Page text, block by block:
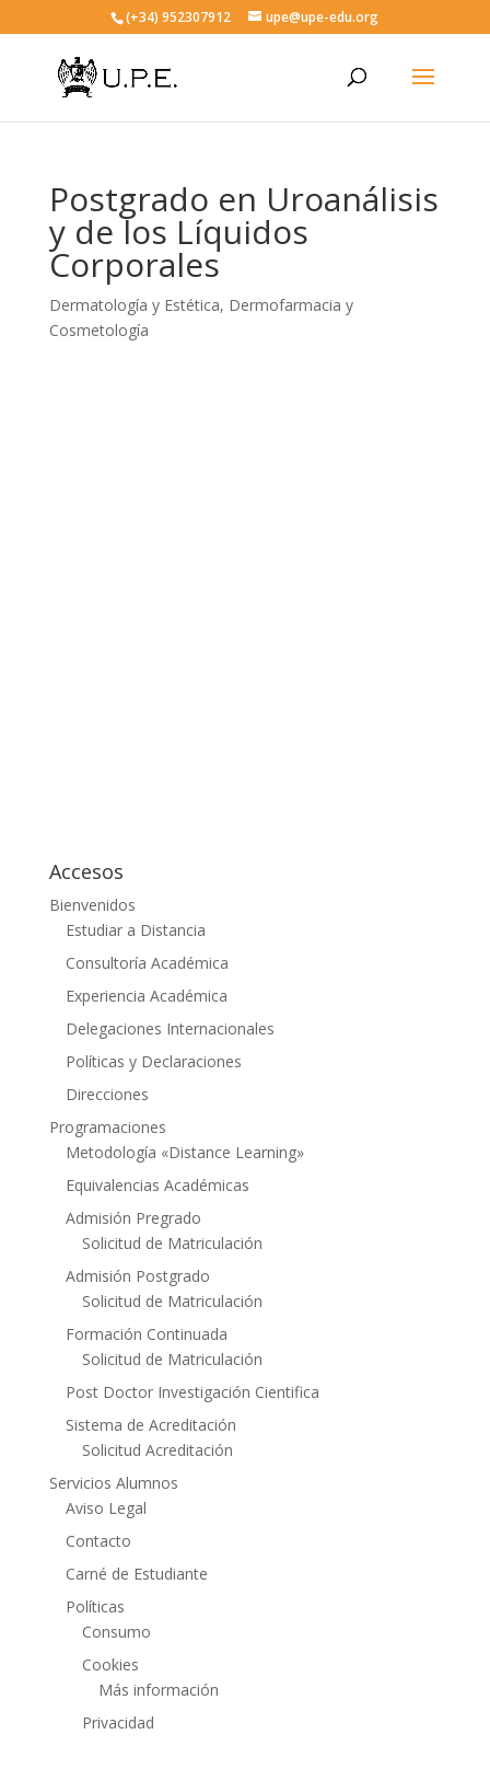
(+34) 952307912 upe@upe-edu.org
Postgrado en Uroanálisis
y de los Líquidos
Corporales
Dermatología y Estética, Dermofarmacia y
Cosmetología
Accesos
Bienvenidos
Estudiar a Distancia
Consultoría Académica
Experiencia Académica
Delegaciones Internacionales
Políticas y Declaraciones
Direcciones
Programaciones
Metodología «Distance Learning»
Equivalencias Académicas
Admisión Pregrado
Solicitud de Matriculación
Admisión Postgrado
Solicitud de Matriculación
Formación Continuada
Solicitud de Matriculación
Post Doctor Investigación Cientifica
Sistema de Acreditación
Solicitud Acreditación
Servicios Alumnos
Aviso Legal
Contacto
Carné de Estudiante
Políticas
Consumo
Cookies
Más información
Privacidad